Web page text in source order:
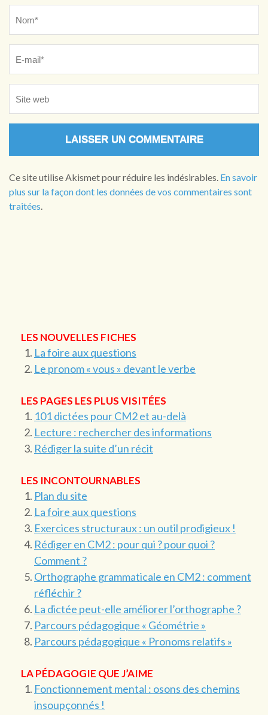
Ce site utilise Akismet pour réduire les indésirables. En savoir
plus sur la façon dont les données de vos commentaires sont
traitées.
LES NOUVELLES FICHES
La foire aux questions
Le pronom « vous » devant le verbe
LES PAGES LES PLUS VISITÉES
101 dictées pour CM2 et au-delà
Lecture : rechercher des informations
Rédiger la suite d’un récit
LES INCONTOURNABLES
Plan du site
La foire aux questions
Exercices structuraux : un outil prodigieux !
Rédiger en CM2 : pour qui ? pour quoi ?
Comment ?
Orthographe grammaticale en CM2 : comment
réfléchir ?
La dictée peut-elle améliorer l’orthographe ?
Parcours pédagogique « Géométrie »
Parcours pédagogique « Pronoms relatifs »
LA PÉDAGOGIE QUE J’AIME
Fonctionnement mental : osons des chemins
insoupçonnés !